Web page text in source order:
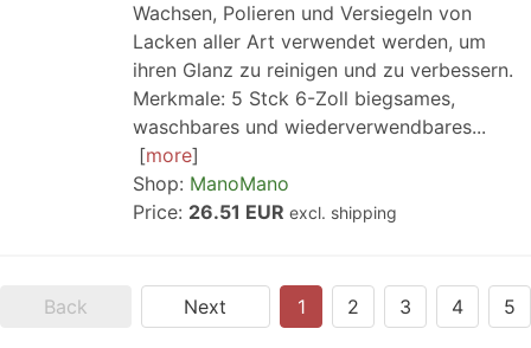
Wachsen, Polieren und Versiegeln von
Lacken aller Art verwendet werden, um
ihren Glanz zu reinigen und zu verbessern.
Merkmale: 5 Stck 6-Zoll biegsames,
waschbares und wiederverwendbares...
more
Shop: ManoMano
Price: 26.51 EUR excl. shipping
Back Next 1 2 3 4 5